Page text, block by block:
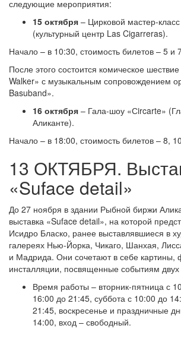
следующие мероприятия:
15 октября – Цирковой мастер-
(культурный центр Las Cigarreras).
Начало – в 10:30, стоимость билетов – 5 и
После этого состоится комическое
Walker» с музыкальным сопровождением
Basuband».
16 октября – Гала-шоу «Сircarte»
Аликанте).
Начало – в 18:00, стоимость билетов – 8,
13 ОКТЯБРЯ.
«Suface detail»
До 27 ноября в здании Рыбной биржи
выставка «Suface detail», на которой
Исидро Бласко, ранее выставлявшиеся в
галереях Нью-Йорка, Чикаго, Шанхая,
и Мадрида. Они сочетают в себе картины,
инсталляции, посвященные событиям двух
Время работы – вторник-пятница с
16:00 до 21:45, суббота с 10:00 до
21:45, воскресенье и праздничные
14:00, вход – свободный.